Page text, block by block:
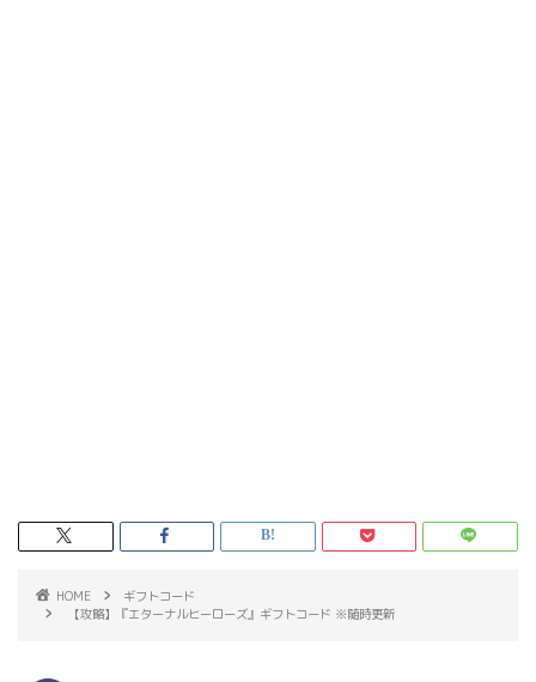
HOME
ギフトコード
【攻略】『エターナルヒーローズ』ギフトコード ※随時更新